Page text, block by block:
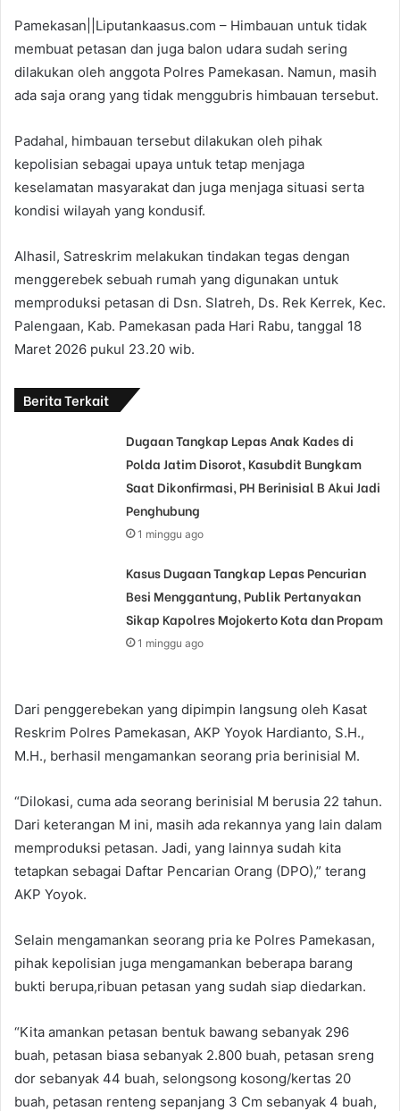
Pamekasan||Liputankaasus.com – Himbauan untuk tidak
membuat petasan dan juga balon udara sudah sering
dilakukan oleh anggota Polres Pamekasan. Namun, masih
ada saja orang yang tidak menggubris himbauan tersebut.
Padahal, himbauan tersebut dilakukan oleh pihak
kepolisian sebagai upaya untuk tetap menjaga
keselamatan masyarakat dan juga menjaga situasi serta
kondisi wilayah yang kondusif.
Alhasil, Satreskrim melakukan tindakan tegas dengan
menggerebek sebuah rumah yang digunakan untuk
memproduksi petasan di Dsn. Slatreh, Ds. Rek Kerrek, Kec.
Palengaan, Kab. Pamekasan pada Hari Rabu, tanggal 18
Maret 2026 pukul 23.20 wib.
Berita Terkait
Dugaan Tangkap Lepas Anak Kades di
Polda Jatim Disorot, Kasubdit Bungkam
Saat Dikonfirmasi, PH Berinisial B Akui Jadi
Penghubung
1 minggu ago
Kasus Dugaan Tangkap Lepas Pencurian
Besi Menggantung, Publik Pertanyakan
Sikap Kapolres Mojokerto Kota dan Propam
1 minggu ago
Dari penggerebekan yang dipimpin langsung oleh Kasat
Reskrim Polres Pamekasan, AKP Yoyok Hardianto, S.H.,
M.H., berhasil mengamankan seorang pria berinisial M.
“Dilokasi, cuma ada seorang berinisial M berusia 22 tahun.
Dari keterangan M ini, masih ada rekannya yang lain dalam
memproduksi petasan. Jadi, yang lainnya sudah kita
tetapkan sebagai Daftar Pencarian Orang (DPO),” terang
AKP Yoyok.
Selain mengamankan seorang pria ke Polres Pamekasan,
pihak kepolisian juga mengamankan beberapa barang
bukti berupa,ribuan petasan yang sudah siap diedarkan.
“Kita amankan petasan bentuk bawang sebanyak 296
buah, petasan biasa sebanyak 2.800 buah, petasan sreng
dor sebanyak 44 buah, selongsong kosong/kertas 20
buah, petasan renteng sepanjang 3 Cm sebanyak 4 buah,